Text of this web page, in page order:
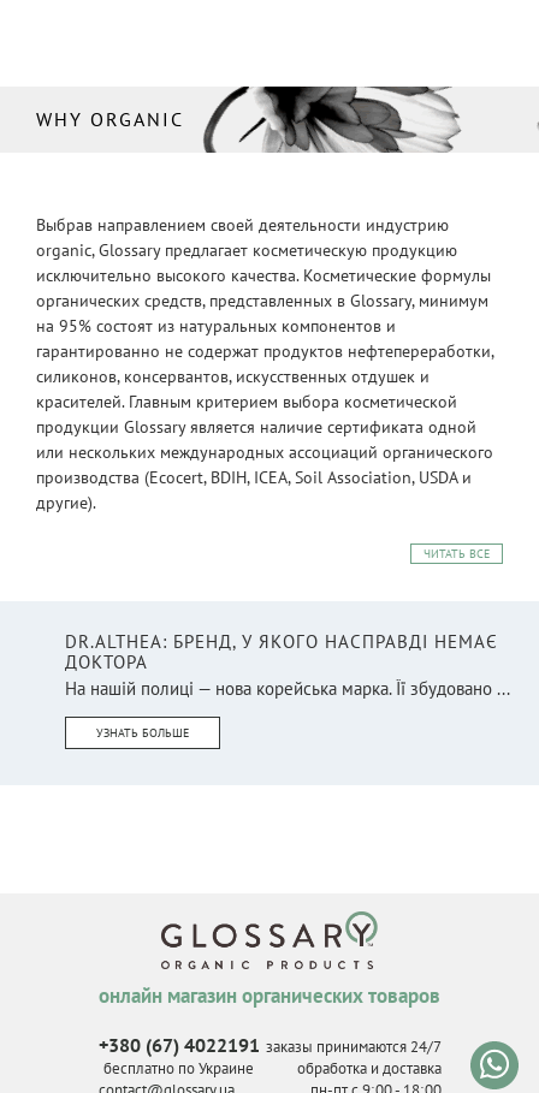
WHY ORGANIC
Выбрав направлением своей деятельности индустрию
organic, Glossary предлагает косметическую продукцию
исключительно высокого качества. Косметические формулы
органических средств, представленных в Glossary, минимум
на 95% состоят из натуральных компонентов и
гарантированно не содержат продуктов нефтепереработки,
силиконов, консервантов, искусственных отдушек и
красителей. Главным критерием выбора косметической
продукции Glossary является наличие сертификата одной
или нескольких международных ассоциаций органического
производства (Ecocert, BDIH, ICEA, Soil Association, USDA и
другие).
ЧИТАТЬ ВСЕ
DR.ALTHEA: БРЕНД, У ЯКОГО НАСПРАВДІ НЕМАЄ
ДОКТОРА
На нашій полиці — нова корейська марка. Її збудовано ...
УЗНАТЬ БОЛЬШЕ
онлайн магазин органических товаров
+380 (67) 4022191
бесплатно по Украине
заказы принимаются 24/7
обработка и доставка